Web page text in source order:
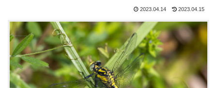
2023.04.14 2023.04.15